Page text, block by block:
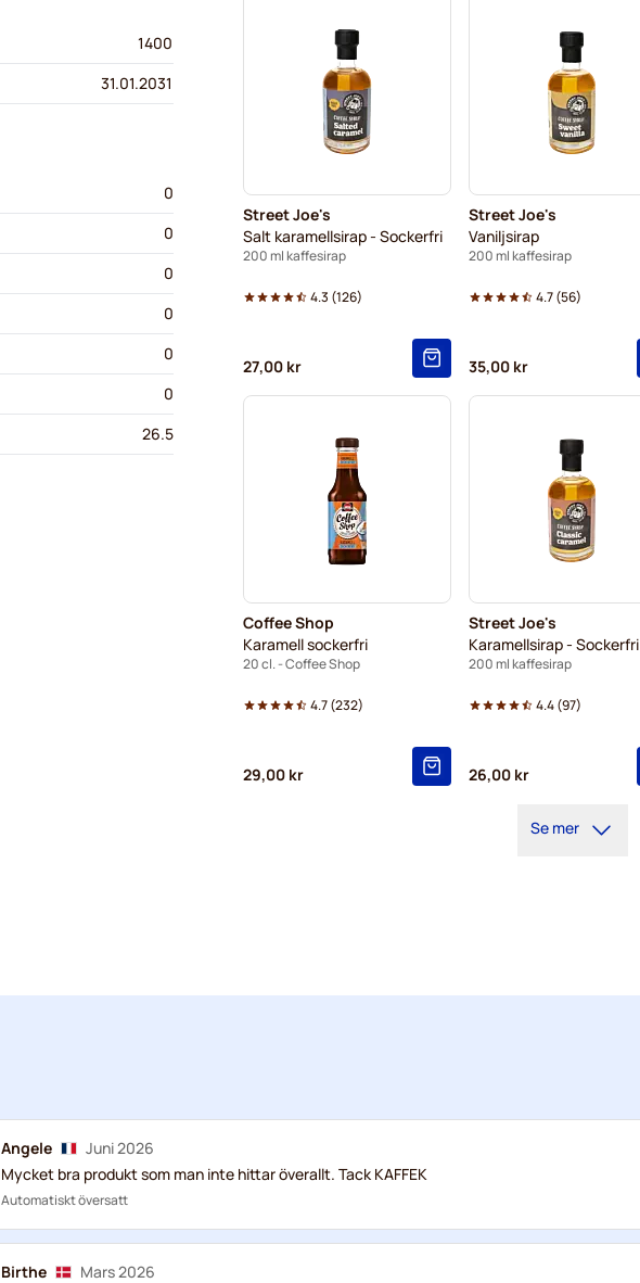
Street Joe's
Salt karamellsirap - Sockerfri
200 ml kaffesirap
4.3 (126)
27,00 kr
Street Joe's
Vaniljsirap
200 ml kaffesirap
4.7(56)
35,00 kr
Coffee Shop
Karamell sockerfri
20 cl. - Coffee Shop
4.7(232)
29,00 kr
Street Joe's
Karamellsirap - Sockerfri
200 ml kaffesirap
4.4(97)
26,00 kr
Se mer
1400
31.01.2031
0
0
0
0
0
0
26.5
Angele
Juni 2026
Mycket bra produkt som man inte hittar överallt. Tack KAFFEK
Automatiskt översatt
Birthe
Mars 2026